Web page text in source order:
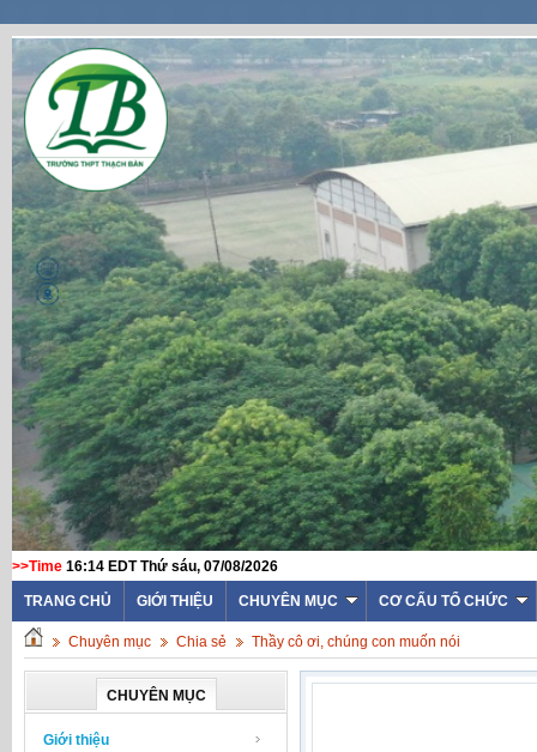
>>Time 16:14 EDT Thứ sáu, 07/08/2026
TRANG CHỦ GIỚI THIỆU CHUYÊN MỤC CƠ CẤU TỔ CHỨC
Chuyên mục Chia sẻ Thầy cô ơi, chúng con muốn nói
CHUYÊN MỤC
Giới thiệu